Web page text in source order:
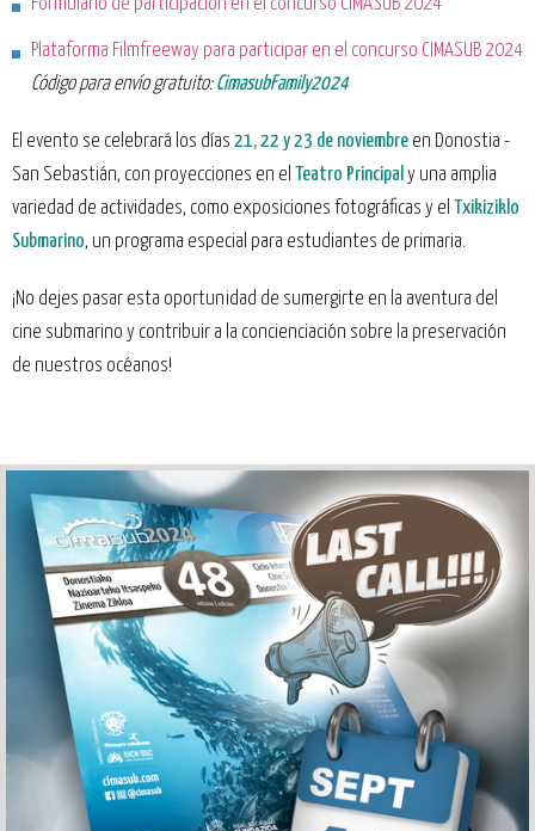
Formulario de participación en el concurso CIMASUB 2024
Plataforma Filmfreeway para participar en el concurso CIMASUB 2024
Código para envío gratuito:CimasubFamily2024
El evento se celebrará los días 21, 22 y 23 de noviembre en Donostia -
San Sebastián, con proyecciones en el Teatro Principal y una amplia
variedad de actividades, como exposiciones fotográficas y el Txikiziklo
Submarino, un programa especial para estudiantes de primaria.
¡No dejes pasar esta oportunidad de sumergirte en la aventura del
cine submarino y contribuir a la concienciación sobre la preservación
de nuestros océanos!